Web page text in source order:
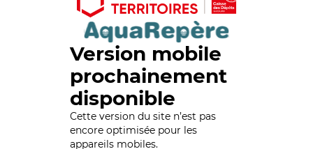
Version mobile
prochainement
disponible
Cette version du site n’est pas
encore optimisée pour les
appareils mobiles.